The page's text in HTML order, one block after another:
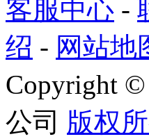
客服中心 -
绍 - 网站地
Copyright ©
公司 版权